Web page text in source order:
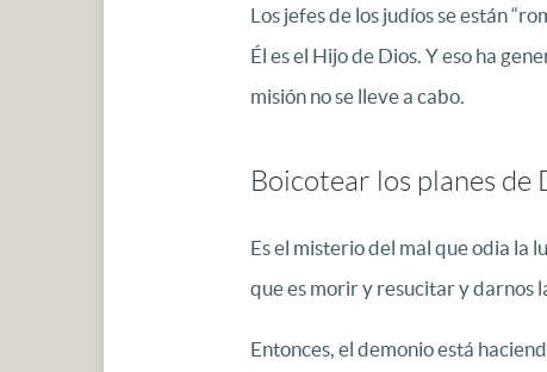
Los jefes de los judíos se están
Él es el Hijo de Dios. Y eso ha
misión no se lleve a cabo.
Boicotear los planes de
Es el misterio del mal que odia la
que es morir y resucitar y darnos
Entonces, el demonio está